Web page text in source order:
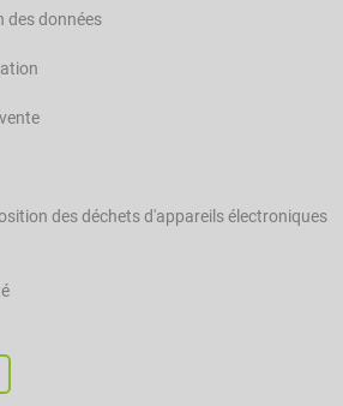
des données
des déchets d'appareils électroniques